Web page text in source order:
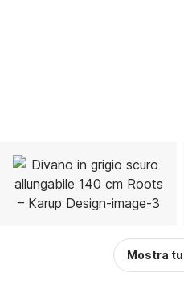
Mostra